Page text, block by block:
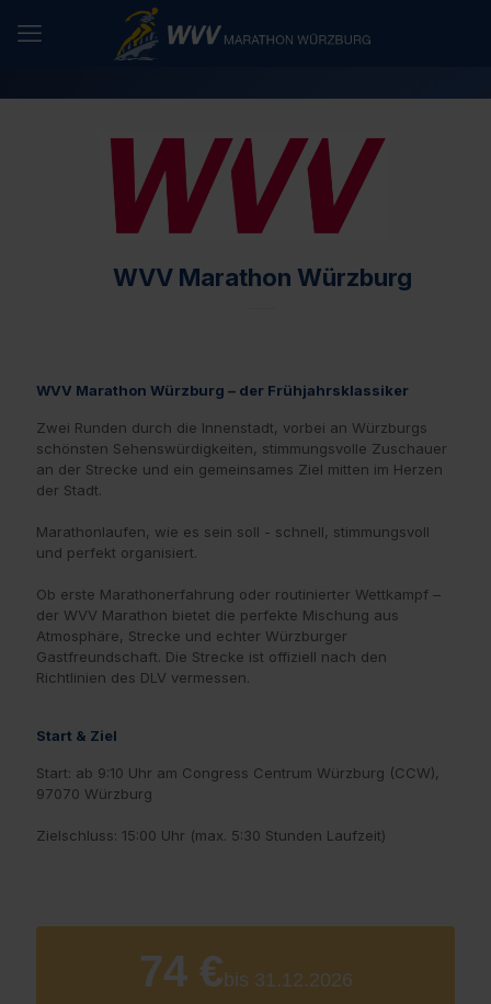
WVV Marathon Würzburg
WVV Marathon Würzburg – der Frühjahrsklassiker
Zwei Runden durch die Innenstadt, vorbei an Würzburgs
schönsten Sehenswürdigkeiten, stimmungsvolle Zuschauer
an der Strecke und ein gemeinsames Ziel mitten im Herzen
der Stadt.
Marathonlaufen, wie es sein soll - schnell, stimmungsvoll
und perfekt organisiert.
Ob erste Marathonerfahrung oder routinierter Wettkampf –
der WVV Marathon bietet die perfekte Mischung aus
Atmosphäre, Strecke und echter Würzburger
Gastfreundschaft. Die Strecke ist offiziell nach den
Richtlinien des DLV vermessen.
Start & Ziel
Start: ab 9:10 Uhr am Congress Centrum Würzburg (CCW),
97070 Würzburg
Zielschluss: 15:00 Uhr (max. 5:30 Stunden Laufzeit)
74 € bis 31.12.2026